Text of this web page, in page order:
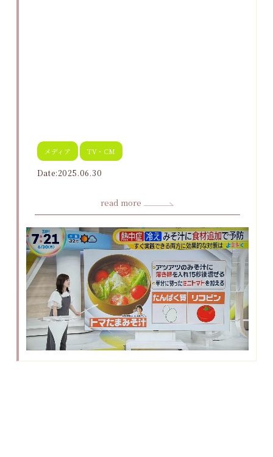
メディア TV・CM
Date:2025.06.30
read more